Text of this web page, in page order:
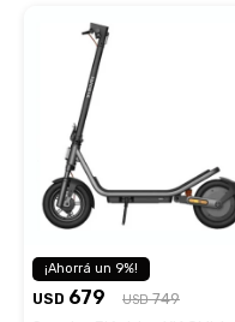
9
USD 679 USD 749